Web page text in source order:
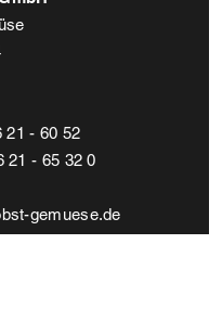
21 - 60 52
21 - 65 32 0
gemuese.de